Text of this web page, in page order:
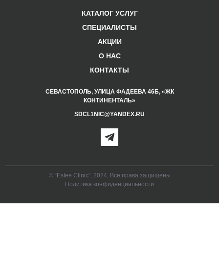
КАТАЛОГ УСЛУГ
СПЕЦИАЛИСТЫ
АКЦИИ
О НАС
КОНТАКТЫ
СЕВАСТОПОЛЬ, УЛИЦА ФАДЕЕВА 46Б, «ЖК
КОНТИНЕНТАЛЬ»
SDCL1NIC@YANDEX.RU
© “Estee Clinic”, 2024, Все права защищены
Политика конфиденциальности